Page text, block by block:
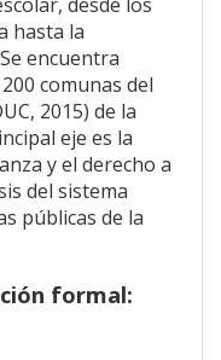
hasta la
encuentra
comunas del
2015) de la
eje es la
y el derecho a
del sistema
públicas de la
formal: